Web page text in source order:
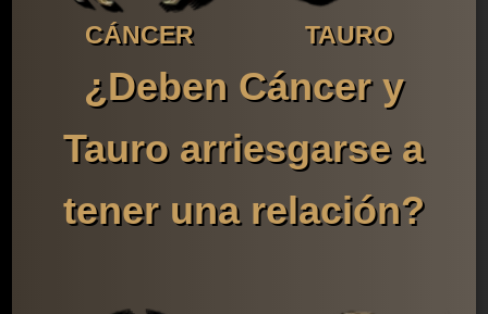
CÁNCER TAURO
¿Deben Cáncer y
Tauro arriesgarse a
tener una relación?